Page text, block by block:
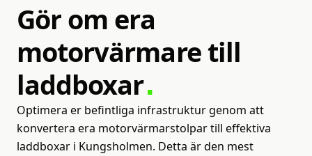
Görom era
motorvärmaretill
laddboxar
Optimera er befintliga infrastruktur genom att
konvertera era motorvärmarstolpar till effektiva
laddboxar i Kungsholmen. Detta är den mest